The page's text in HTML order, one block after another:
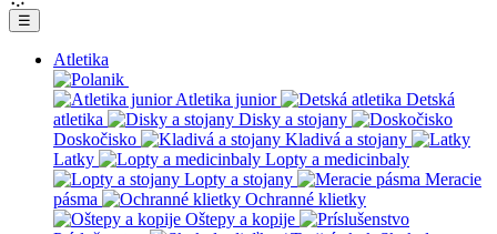
☰
Atletika
Atletika junior
Detská
atletika
Disky a stojany
Doskočisko
Kladivá a stojany
Latky
Lopty a medicinbaly
Lopty a stojany
Meracie
pásma
Ochranné klietky
Oštepy a kopije